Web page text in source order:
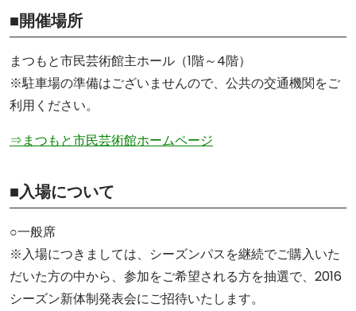
■開催場所
まつもと市民芸術館主ホール（1階～4階）
※駐車場の準備はございませんので、公共の交通機関をご
利用ください。
⇒まつもと市民芸術館ホームページ
■入場について
○一般席
※入場につきましては、シーズンパスを継続でご購入いた
だいた方の中から、参加をご希望される方を抽選で、2016
シーズン新体制発表会にご招待いたします。